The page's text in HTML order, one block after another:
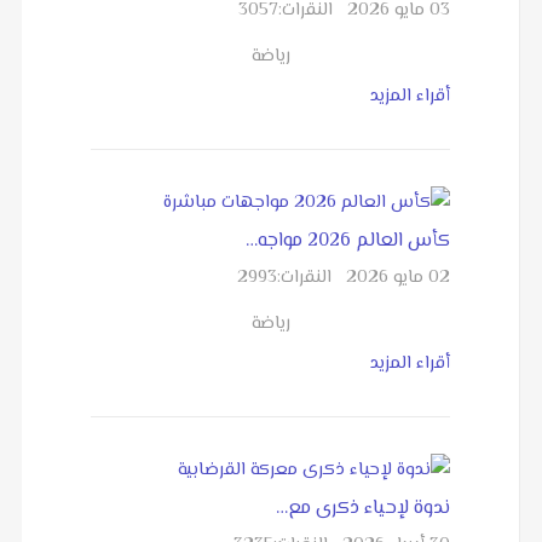
03 مايو 2026 النقرات:3057
رياضة
أقراء المزيد
كأس العالم 2026 مواجه…
02 مايو 2026 النقرات:2993
رياضة
أقراء المزيد
ندوة لإحياء ذكرى مع…